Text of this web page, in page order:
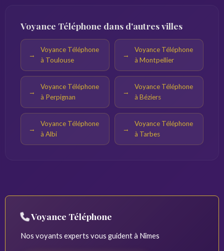
Voyance Téléphone dans d'autres villes
Voyance Téléphone
à Toulouse
Voyance Téléphone
à Montpellier
Voyance Téléphone
à Perpignan
Voyance Téléphone
à Béziers
Voyance Téléphone
à Albi
Voyance Téléphone
à Tarbes
Voyance Téléphone
Nos voyants experts vous guident à Nîmes